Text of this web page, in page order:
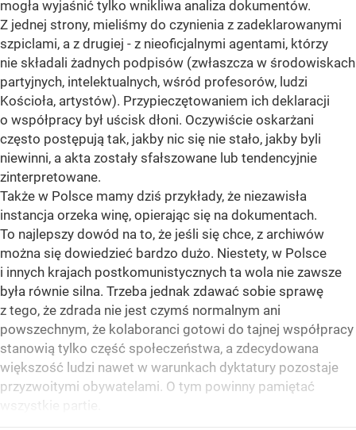
mogła wyjaśnić tylko wnikliwa analiza dokumentów.
Z jednej strony, mieliśmy do czynienia z zadeklarowanymi
szpiclami, a z drugiej - z nieoficjalnymi agentami, którzy
nie składali żadnych podpisów (zwłaszcza w środowiskach
partyjnych, intelektualnych, wśród profesorów, ludzi
Kościoła, artystów). Przypieczętowaniem ich deklaracji
o współpracy był uścisk dłoni. Oczywiście oskarżani
często postępują tak, jakby nic się nie stało, jakby byli
niewinni, a akta zostały sfałszowane lub tendencyjnie
zinterpretowane.
Także w Polsce mamy dziś przykłady, że niezawisła
instancja orzeka winę, opierając się na dokumentach.
To najlepszy dowód na to, że jeśli się chce, z archiwów
można się dowiedzieć bardzo dużo. Niestety, w Polsce
i innych krajach postkomunistycznych ta wola nie zawsze
była równie silna. Trzeba jednak zdawać sobie sprawę
z tego, że zdrada nie jest czymś normalnym ani
powszechnym, że kolaboranci gotowi do tajnej współpracy
stanowią tylko część społeczeństwa, a zdecydowana
większość ludzi nawet w warunkach dyktatury pozostaje
przyzwoitymi obywatelami. O tym powinny pamiętać
wszystkie partie.